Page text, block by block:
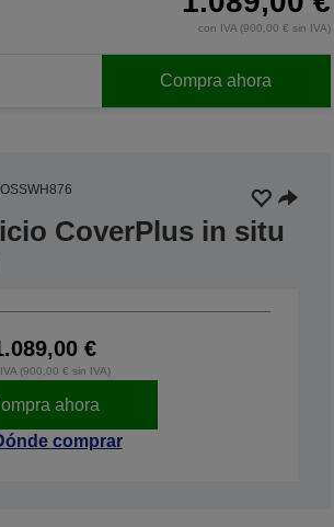
con IVA (900,00 € sin IVA)
Compra ahora
CoverPlus in situ
€
(900,00 € sin IVA)
ahora
comprar